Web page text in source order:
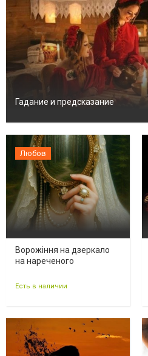
Гадание и предсказание
Любов
Ворожіння на дзеркало
на нареченого
Есть в наличии